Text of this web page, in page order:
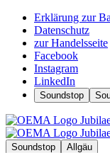
Erklärung zur
Datenschutz
zur Handelsseite
Facebook
Instagram
LinkedIn
Soundstop
Soundstop Allgäu